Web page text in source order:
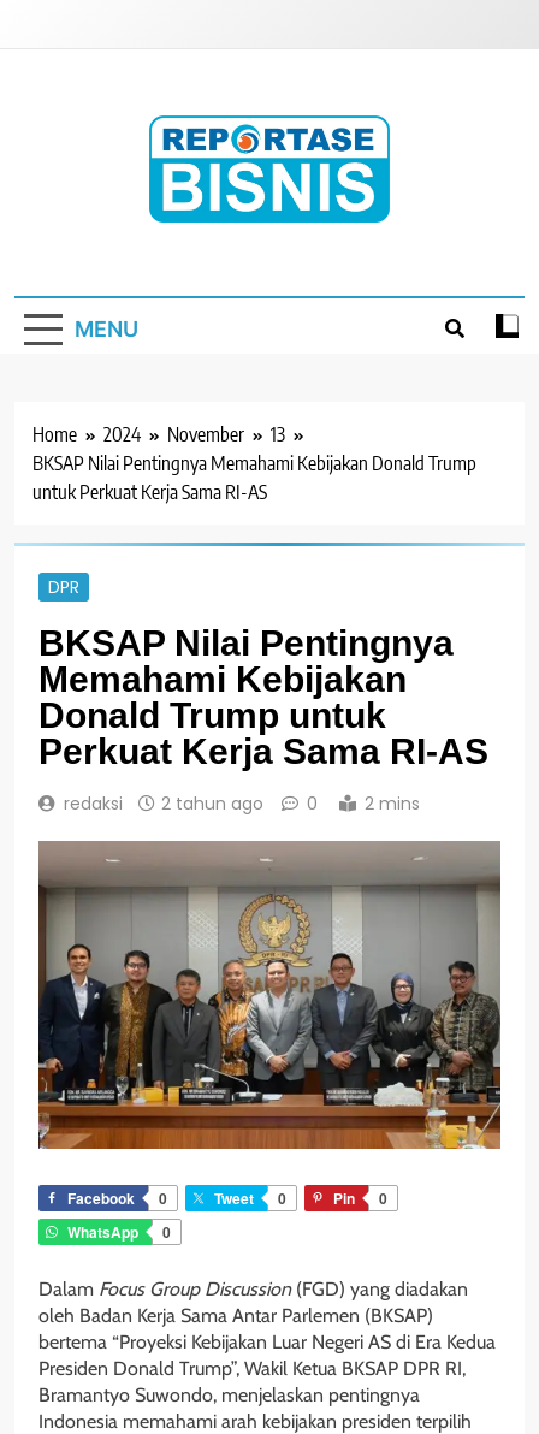
MENU
Home 2024 November
13
BKSAP Nilai Pentingnya Memahami Kebijakan Donald Trump
untuk Perkuat Kerja Sama RI-AS
DPR
BKSAP Nilai Pentingnya
Memahami Kebijakan
Donald Trump untuk
Perkuat Kerja Sama RI-AS
redaksi 2 tahun ago 0 2 mins
Facebook 0 Tweet 0 Pin
0
WhatsApp
0
Dalam Focus Group Discussion(FGD) yang diadakan
oleh Badan Kerja Sama Antar Parlemen (BKSAP)
bertema “Proyeksi Kebijakan Luar Negeri AS di Era Kedua
Presiden Donald Trump”, Wakil Ketua BKSAP DPR RI,
Bramantyo Suwondo, menjelaskan pentingnya
Indonesia memahami arah kebijakan presiden terpilih